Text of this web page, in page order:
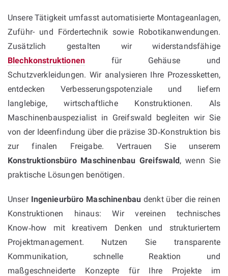
Unsere Tätigkeit umfasst automatisierte Montageanlagen,
Zuführ- und Fördertechnik sowie Robotikanwendungen.
Zusätzlich gestalten wir widerstandsfähige
Blechkonstruktionen für Gehäuse und
Schutzverkleidungen. Wir analysieren Ihre Prozessketten,
entdecken Verbesserungspotenziale und liefern
langlebige, wirtschaftliche Konstruktionen. Als
Maschinenbauspezialist in Greifswald begleiten wir Sie
von der Ideenfindung über die präzise 3D‑Konstruktion bis
zur finalen Freigabe. Vertrauen Sie unserem
Konstruktionsbüro Maschinenbau Greifswald, wenn Sie
praktische Lösungen benötigen.
Unser Ingenieurbüro Maschinenbau denkt über die reinen
Konstruktionen hinaus: Wir vereinen technisches
Know‑how mit kreativem Denken und strukturiertem
Projektmanagement. Nutzen Sie transparente
Kommunikation, schnelle Reaktion und
maßgeschneiderte Konzepte für Ihre Projekte im